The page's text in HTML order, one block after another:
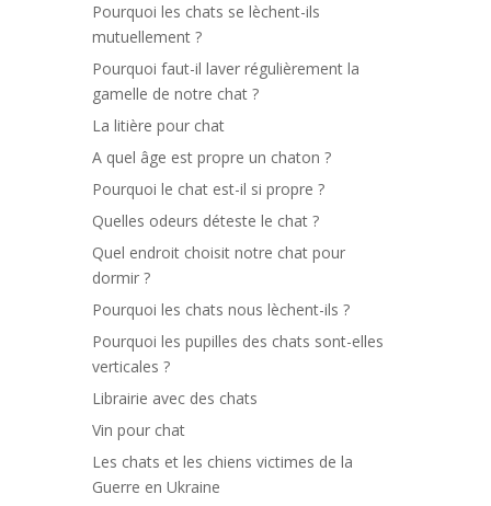
Pourquoi les chats se lèchent-ils
mutuellement ?
Pourquoi faut-il laver régulièrement la
gamelle de notre chat ?
La litière pour chat
A quel âge est propre un chaton ?
Pourquoi le chat est-il si propre ?
Quelles odeurs déteste le chat ?
Quel endroit choisit notre chat pour
dormir ?
Pourquoi les chats nous lèchent-ils ?
Pourquoi les pupilles des chats sont-elles
verticales ?
Librairie avec des chats
Vin pour chat
Les chats et les chiens victimes de la
Guerre en Ukraine